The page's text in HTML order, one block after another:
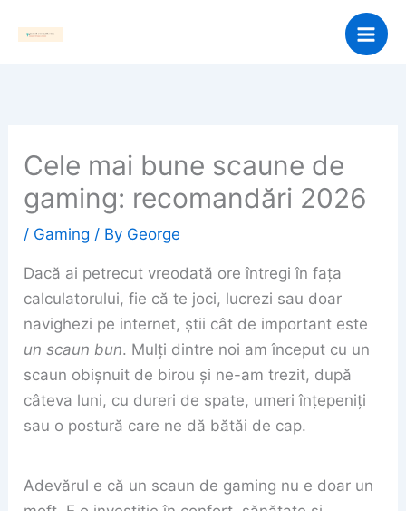
Cele mai bune scaune de
gaming: recomandări 2026
/ Gaming / By George
Dacă ai petrecut vreodată ore întregi în fața
calculatorului, fie că te joci, lucrezi sau doar
navighezi pe internet, știi cât de important este
un scaun bun. Mulți dintre noi am început cu un
scaun obișnuit de birou și ne-am trezit, după
câteva luni, cu dureri de spate, umeri înțepeniți
sau o postură care ne dă bătăi de cap.
Adevărul e că un scaun de gaming nu e doar un